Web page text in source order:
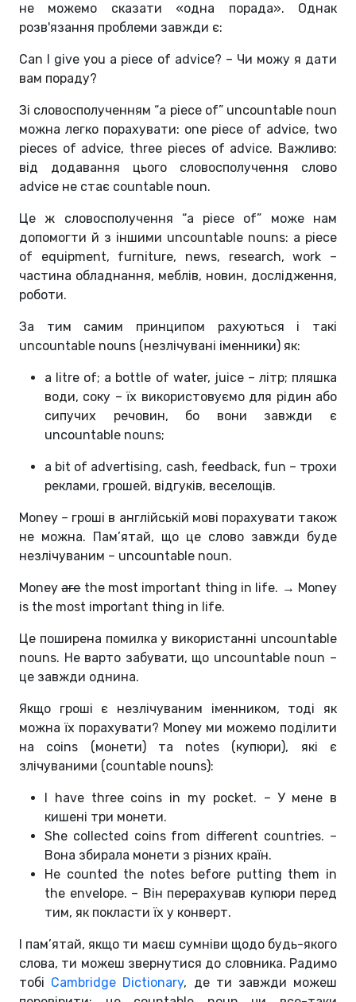
не можемо сказати «одна порада». Однак
розв'язання проблеми завжди є:
Can I give you a piece of advice? – Чи можу я дати
вам пораду?
Зі словосполученням “a piece of” uncountable noun
можна легко порахувати: one piece of advice, two
pieces of advice, three pieces of advice. Важливо:
від додавання цього словосполучення слово
advice не стає countable noun.
Це ж словосполучення “a piece of” може нам
допомогти й з іншими uncountable nouns: a piece
of equipment, furniture, news, research, work –
частина обладнання, меблів, новин, дослідження,
роботи.
За тим самим принципом рахуються і такі
uncountable nouns (незлічувані іменники) як:
a litre of; a bottle of water, juice – літр; пляшка
води, соку – їх використовуємо для рідин або
сипучих речовин, бо вони завжди є
uncountable nouns;
a bit of advertising, cash, feedback, fun – трохи
реклами, грошей, відгуків, веселощів.
Money – гроші в англійській мові порахувати також
не можна. Пам’ятай, що це слово завжди буде
незлічуваним – uncountable noun.
Moneyarethe most important thing in life. → Money
is the most important thing in life.
Це поширена помилка у використанні uncountable
nouns. Не варто забувати, що uncountable noun –
це завжди однина.
Якщо гроші є незлічуваним іменником, тоді як
можна їх порахувати? Money ми можемо поділити
на coins (монети) та notes (купюри), які є
злічуваними (countable nouns):
I have three coins in my pocket. – У мене в
кишені три монети.
She collected coins from different countries. –
Вона збирала монети з різних країн.
He counted the notes before putting them in
the envelope. – Він перерахував купюри перед
тим, як покласти їх у конверт.
І пам’ятай, якщо ти маєш сумніви щодо будь-якого
слова, ти можеш звернутися до словника. Радимо
тобі Cambridge Dictionary, де ти завжди можеш